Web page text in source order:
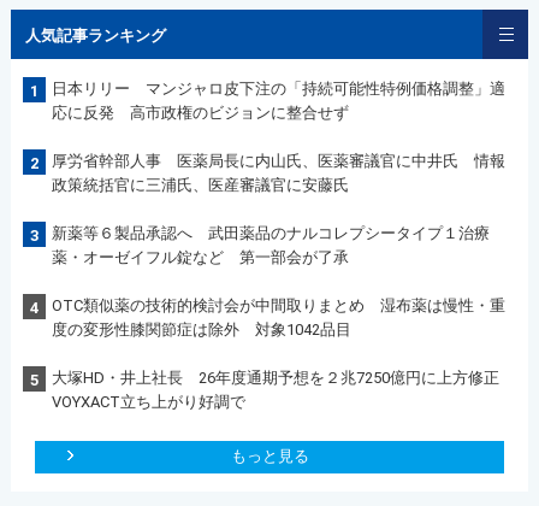
人気記事ランキング
1
日本リリー マンジャロ皮下注の「持続可能性特例価格調整」適
応に反発 高市政権のビジョンに整合せず
2
厚労省幹部人事 医薬局長に内山氏、医薬審議官に中井氏 情報
政策統括官に三浦氏、医産審議官に安藤氏
3
新薬等６製品承認へ 武田薬品のナルコレプシータイプ１治療
薬・オーゼイフル錠など 第一部会が了承
4
OTC類似薬の技術的検討会が中間取りまとめ 湿布薬は慢性・重
度の変形性膝関節症は除外 対象1042品目
5
大塚HD・井上社長 26年度通期予想を２兆7250億円に上方修正
VOYXACT立ち上がり好調で
もっと見る